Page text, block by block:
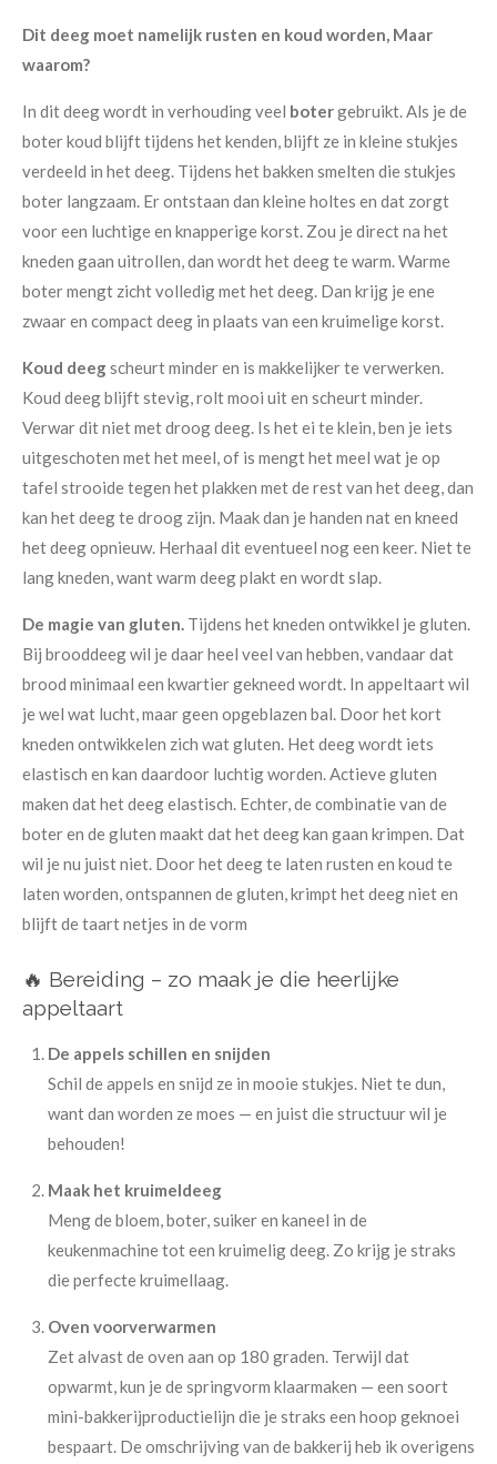
Dit deeg moet namelijk rusten en koud worden, Maar
waarom?
In dit deeg wordt in verhouding veel botergebruikt. Als je de
boter koud blijft tijdens het kenden, blijft ze in kleine stukjes
verdeeld in het deeg. Tijdens het bakken smelten die stukjes
boter langzaam. Er ontstaan dan kleine holtes en dat zorgt
voor een luchtige en knapperige korst. Zou je direct na het
kneden gaan uitrollen, dan wordt het deeg te warm. Warme
boter mengt zicht volledig met het deeg. Dan krijg je ene
zwaar en compact deeg in plaats van een kruimelige korst.
Koud deegscheurt minder en is makkelijker te verwerken.
Koud deeg blijft stevig, rolt mooi uit en scheurt minder.
Verwar dit niet met droog deeg. Is het ei te klein, ben je iets
uitgeschoten met het meel, of is mengt het meel wat je op
tafel strooide tegen het plakken met de rest van het deeg, dan
kan het deeg te droog zijn. Maak dan je handen nat en kneed
het deeg opnieuw. Herhaal dit eventueel nog een keer. Niet te
lang kneden, want warm deeg plakt en wordt slap.
De magie van gluten. Tijdens het kneden ontwikkel je gluten.
Bij brooddeeg wil je daar heel veel van hebben, vandaar dat
brood minimaal een kwartier gekneed wordt. In appeltaart wil
je wel wat lucht, maar geen opgeblazen bal. Door het kort
kneden ontwikkelen zich wat gluten. Het deeg wordt iets
elastisch en kan daardoor luchtig worden. Actieve gluten
maken dat het deeg elastisch. Echter, de combinatie van de
boter en de gluten maakt dat het deeg kan gaan krimpen. Dat
wil je nu juist niet. Door het deeg te laten rusten en koud te
laten worden, ontspannen de gluten, krimpt het deeg niet en
blijft de taart netjes in de vorm
🔥 Bereiding – zo maak je die heerlijke
appeltaart
De appels schillen en snijden
Schil de appels en snijd ze in mooie stukjes. Niet te dun,
want dan worden ze moes — en juist die structuur wil je
behouden!
Maak het kruimeldeeg
Meng de bloem, boter, suiker en kaneel in de
keukenmachine tot een kruimelig deeg. Zo krijg je straks
die perfecte kruimellaag.
Oven voorverwarmen
Zet alvast de oven aan op 180 graden. Terwijl dat
opwarmt, kun je de springvorm klaarmaken — een soort
mini-bakkerijproductielijn die je straks een hoop geknoei
bespaart. De omschrijving van de bakkerij heb ik overigens